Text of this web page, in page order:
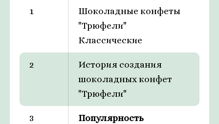
1
Шоколадные конфеты
"Трюфели"
Классические
2
История создания
шоколадных конфет
"Трюфели"
3
Популярность